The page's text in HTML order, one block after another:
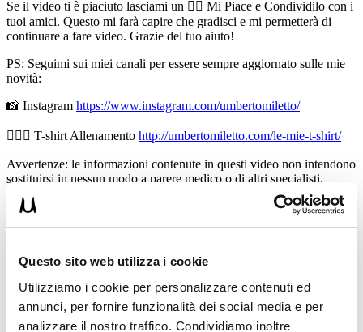
Questo sito web utilizza i cookie
Utilizziamo i cookie per personalizzare contenuti ed
annunci, per fornire funzionalità dei social media e per
analizzare il nostro traffico. Condividiamo inoltre
Se il video ti è piaciuto lasciami un 👍🏻 Mi Piace e Condividilo con i
tuoi amici. Questo mi farà capire che gradisci e mi permetterà di
continuare a fare video. Grazie del tuo aiuto!
PS: Seguimi sui miei canali per essere sempre aggiornato sulle mie
novità:
📸 Instagram https://www.instagram.com/umbertomiletto/
🏋🏻‍♂️ T-shirt Allenamento http://umbertomiletto.com/le-mie-t-shirt/
Avvertenze: le informazioni contenute in questi video non intendono
sostituirsi in nessun modo a parere medico o di altri specialisti.
L’autore declina ogni responsabilità di effetti o di conseguenze
risultanti dall’uso di tali informazioni e dalla loro messa in pratica.
adatte al proprio livello di forma. Consultare il proprio medico di
fiducia prima di intraprendere qualsiasi forma di attività fisica o
regime alimentare.
Condividi: